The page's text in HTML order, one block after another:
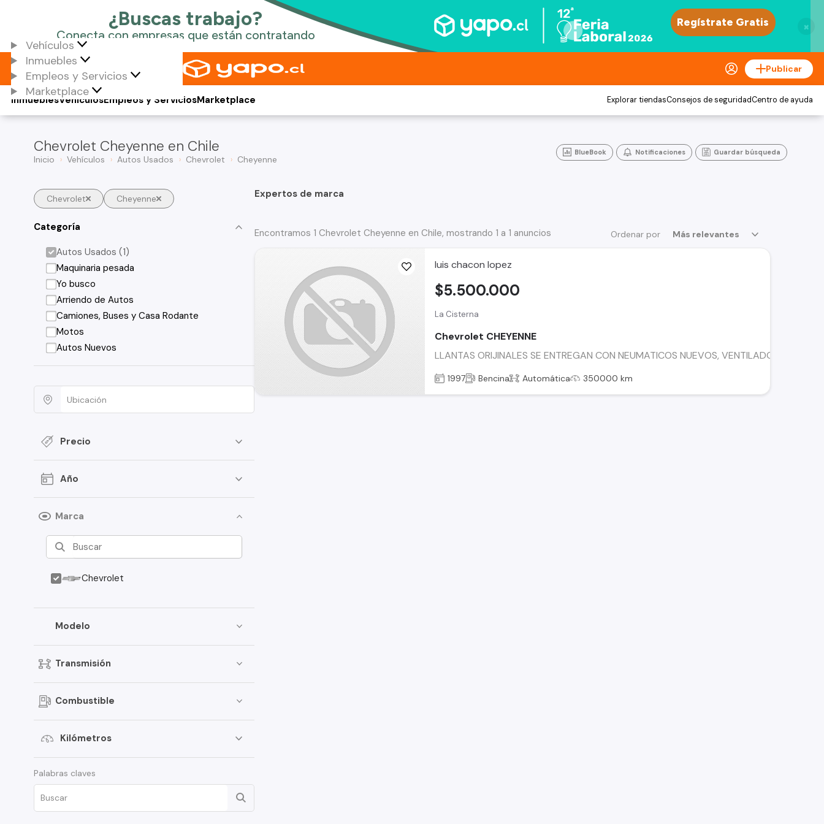
×
Vehículos
Inmuebles
Empleos y Servicios
Marketplace
Publicar
Vehículos
Inmuebles Empleos y ServiciosMarketplace Explorar tiendasConsejos de seguridadCentro de ayuda
Chevrolet Cheyenne en Chile
Inicio Vehículos Autos Usados Chevrolet Cheyenne
BlueBook Notificaciones Guardar búsqueda
Chevrolet Cheyenne
Categoría
Autos Usados (1)
Maquinaria pesada
Yo busco
Arriendo de Autos
Camiones, Buses y Casa Rodante
Motos
Autos Nuevos
Precio
Año
Marca
Chevrolet
Modelo
Transmisión
Combustible
Kilómetros
Palabras claves
Expertos de marca
Ordenar por Más relevantes
Encontramos 1 Chevrolet Cheyenne en Chile, mostrando 1 a 1 anuncios
luis chacon lopez
La Cisterna
Chevrolet CHEYENNE
LLANTAS ORIJINALES SE ENTREGAN CON NEUMATICOS NUEVOS, VENTILADORES
$5.500.000
1997 Bencina Automática 350000 km